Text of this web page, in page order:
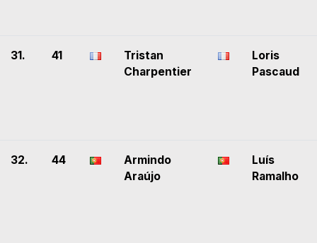
31. 41
Tristan
Charpentier
Loris
Pascaud
32. 44
Armindo
Araújo
Luís
Ramalho